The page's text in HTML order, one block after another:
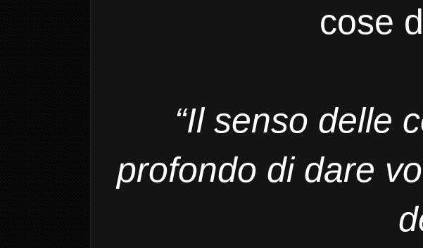
cose
“Il senso delle
profondo di dare